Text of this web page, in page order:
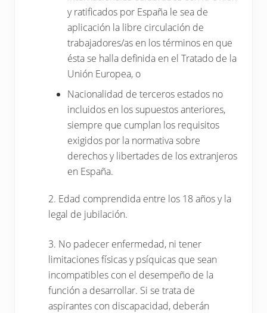
y ratificados por España le sea de
aplicación la libre circulación de
trabajadores/as en los términos en que
ésta se halla definida en el Tratado de la
Unión Europea, o
Nacionalidad de terceros estados no
incluidos en los supuestos anteriores,
siempre que cumplan los requisitos
exigidos por la normativa sobre
derechos y libertades de los extranjeros
en España.
2. Edad comprendida entre los 18 años y la
legal de jubilación.
3. No padecer enfermedad, ni tener
limitaciones físicas y psíquicas que sean
incompatibles con el desempeño de la
función a desarrollar. Si se trata de
aspirantes con discapacidad, deberán